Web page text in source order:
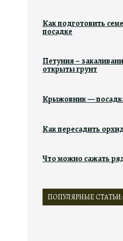
Как подготовить
посадке
Петуния –
открыты грунт
Крыжовник —
Как пересадить
Что можно сажать
ПОПУЛЯРНЫЕ СТАТЬИ: